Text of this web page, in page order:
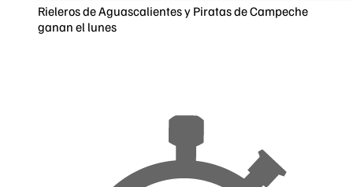
Rieleros de Aguascalientes y Piratas de Campeche
ganan el lunes